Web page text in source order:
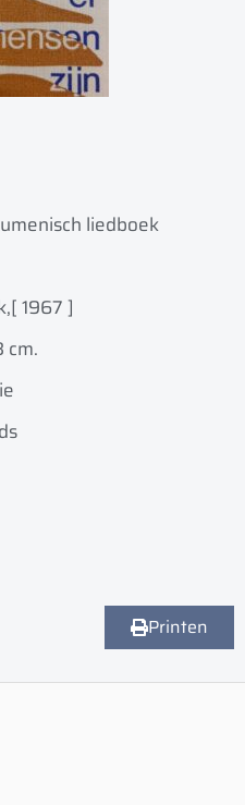
liedboek
[ 1967 ]
cm.
Printen